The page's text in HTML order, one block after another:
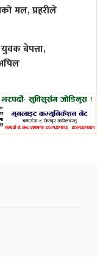
मल, प्रहरीले
बेपत्ता,